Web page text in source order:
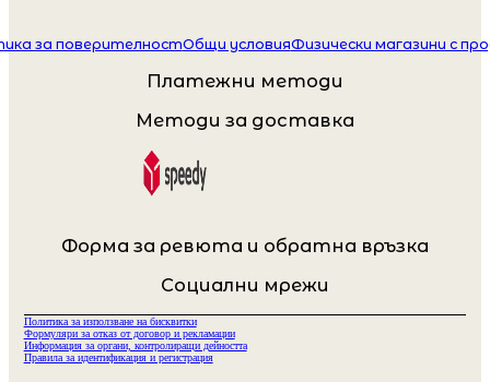
за поверителностОбщи условияФизически магазини с
Платежни методи
Методи за доставка
Форма за ревюта и обратна връзка
Социални мрежи
Политика за използване на бисквитки
Формуляри за отказ от договор и рекламации
Информация за органи, контролиращи дейността
Правила за идентификация и регистрация